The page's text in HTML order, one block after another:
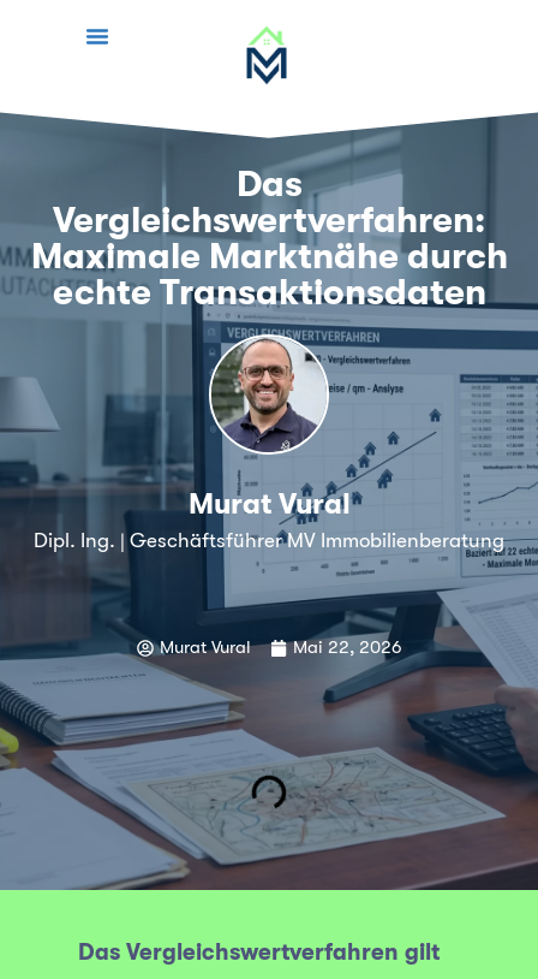
Das
Vergleichswertverfahren:
Maximale Marktnähe durch
echte Transaktionsdaten
Murat Vural
Dipl. Ing. | Geschäftsführer MV Immobilienberatung
Murat Vural Mai 22, 2026
Das Vergleichswertverfahren gilt